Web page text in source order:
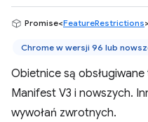
Promise<FeatureRestrictions>
Chrome w wersji 96 lub
Obietnice są
Manifest V3 i nowszych.
wywołań zwrotnych.